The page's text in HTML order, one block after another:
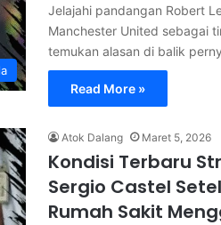
Jelajahi pandangan Robert
Manchester United sebagai
temukan alasan di balik
Read More »
Atok Dalang Maret 5, 2026
Kondisi Terbaru
Sergio Castel
Rumah Sakit